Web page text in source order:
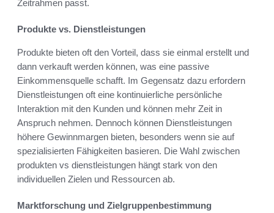
Zeitrahmen passt.
Produkte vs. Dienstleistungen
Produkte bieten oft den Vorteil, dass sie einmal erstellt und
dann verkauft werden können, was eine passive
Einkommensquelle schafft. Im Gegensatz dazu erfordern
Dienstleistungen oft eine kontinuierliche persönliche
Interaktion mit den Kunden und können mehr Zeit in
Anspruch nehmen. Dennoch können Dienstleistungen
höhere Gewinnmargen bieten, besonders wenn sie auf
spezialisierten Fähigkeiten basieren. Die Wahl zwischen
produkten vs dienstleistungen hängt stark von den
individuellen Zielen und Ressourcen ab.
Marktforschung und Zielgruppenbestimmung